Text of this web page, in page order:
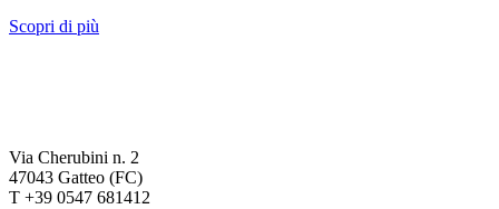
Scopri di più
Via Cherubini n. 2
47043 Gatteo (FC)
T +39 0547 681412